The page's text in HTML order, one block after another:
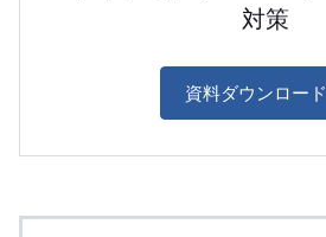
対策
資料ダウンロード